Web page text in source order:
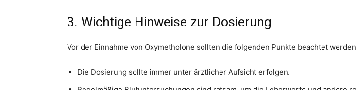
3. Wichtige Hinweise zur Dosierung
Vor der Einnahme von Oxymetholone sollten die folgenden Punkte beachtet
Die Dosierung sollte immer unter ärztlicher Aufsicht erfolgen.